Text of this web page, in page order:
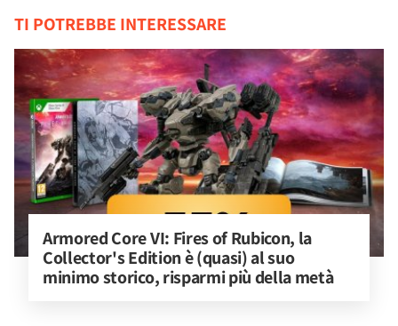
TI POTREBBE INTERESSARE
Armored Core VI: Fires of Rubicon, la
Collector's Edition è (quasi) al suo
minimo storico, risparmi più della metà